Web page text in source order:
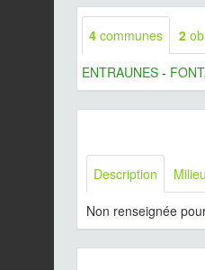
4 communes 2
ENTRAUNES -
Description Milieu
Non renseignée